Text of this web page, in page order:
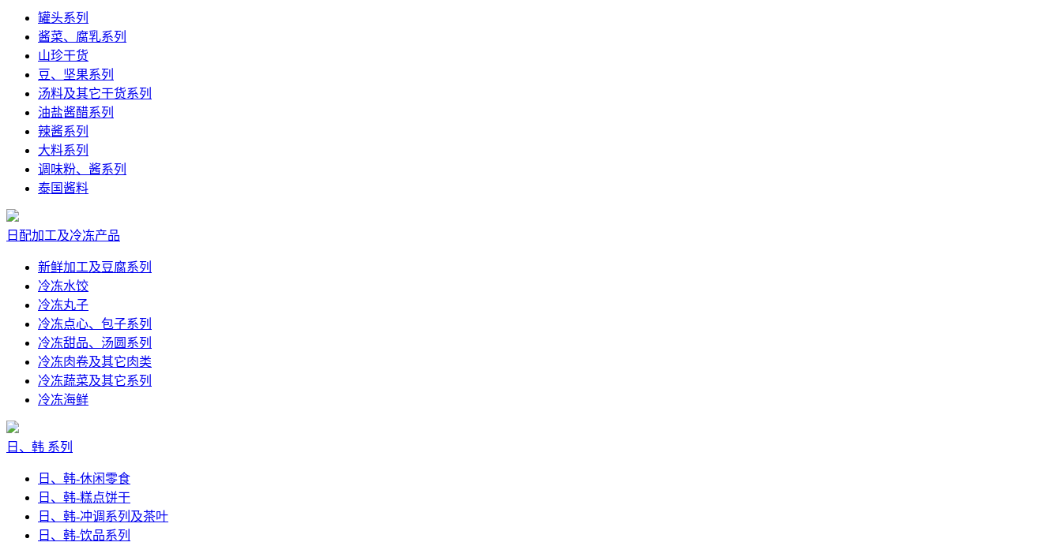
罐头系列
酱菜、腐乳系列
山珍干货
豆、坚果系列
汤料及其它干货系列
油盐酱醋系列
辣酱系列
大料系列
调味粉、酱系列
泰国酱料
日配加工及冷冻产品
新鲜加工及豆腐系列
冷冻水饺
冷冻丸子
冷冻点心、包子系列
冷冻甜品、汤圆系列
冷冻肉卷及其它肉类
冷冻蔬菜及其它系列
冷冻海鲜
日、韩 系列
日、韩-休闲零食
日、韩-糕点饼干
日、韩-冲调系列及茶叶
日、韩-饮品系列